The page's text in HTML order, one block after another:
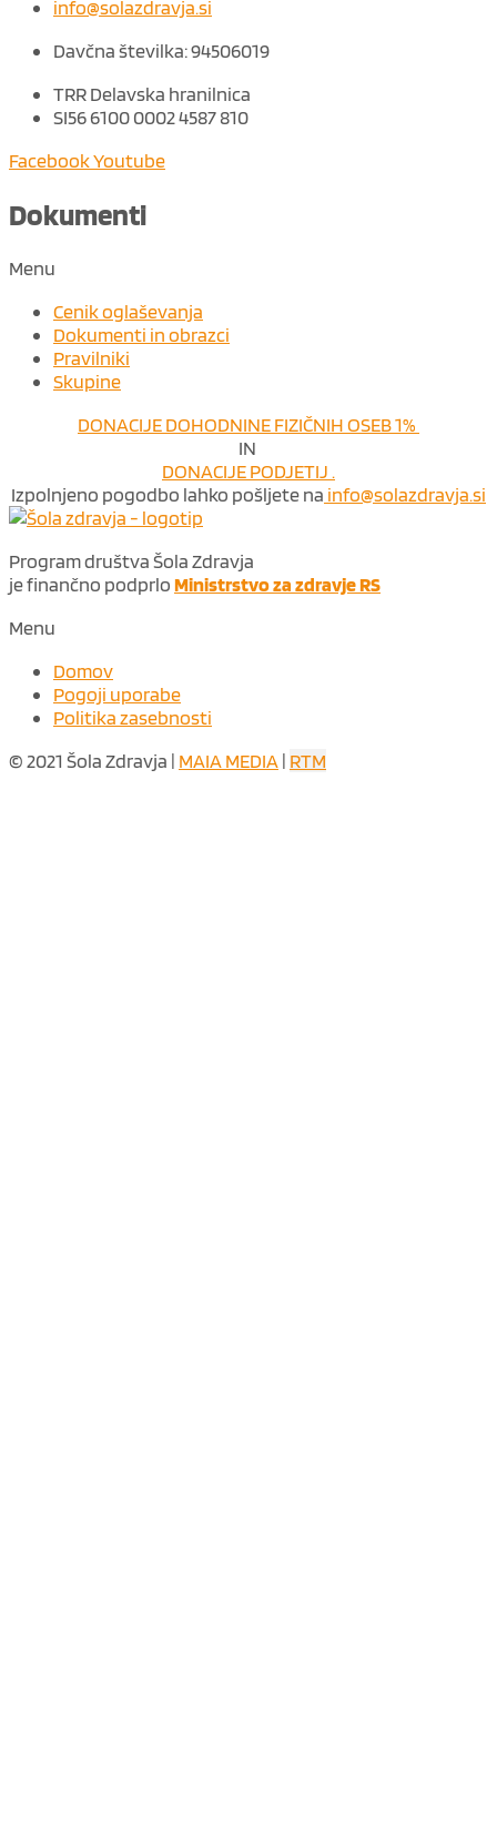
info@solazdravja.si
Davčna številka: 94506019
TRR Delavska hranilnica
SI56 6100 0002 4587 810
FacebookYoutube
Dokumenti
Menu
Cenik oglaševanja
Dokumenti in obrazci
Pravilniki
Skupine
DONACIJE DOHODNINE FIZIČNIH OSEB 1%
IN
DONACIJE PODJETIJ .
Izpolnjeno pogodbo lahko pošljete na info@solazdravja.si
Program društva Šola Zdravja
je finančno podprloMinistrstvo za zdravje RS
Menu
Domov
Pogoji uporabe
Politika zasebnosti
© 2021 Šola Zdravja | MAIA MEDIA| RTM